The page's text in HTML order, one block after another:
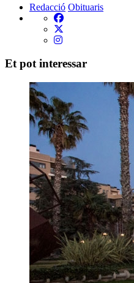
Redacció Obituaris
Et pot interessar